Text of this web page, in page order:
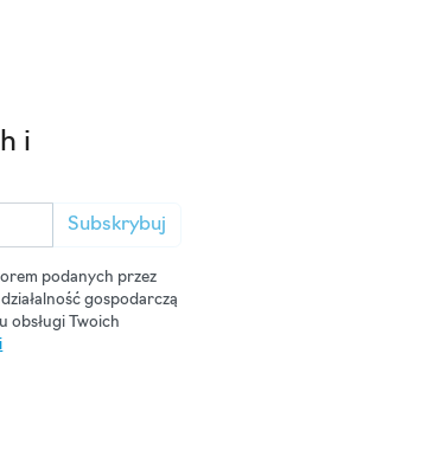
i
Subskrybuj
podanych przez
gospodarczą
obsługi Twoich